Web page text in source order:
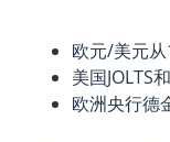
欧元/美元
美国JOLTS
欧洲央行德